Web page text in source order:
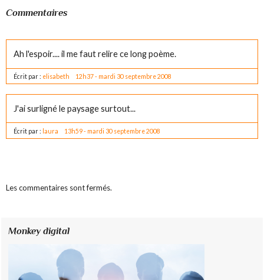
Commentaires
Ah l'espoir.... il me faut relire ce long poème.
Écrit par : elisabeth 12h37- mardi 30 septembre 2008
J'ai surligné le paysage surtout...
Écrit par : laura 13h59- mardi 30 septembre 2008
Les commentaires sont fermés.
Monkey digital